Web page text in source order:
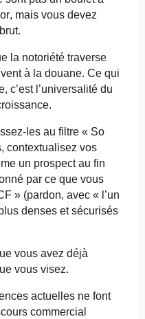
mais vous devez
la notoriété traverse
à la douane. Ce qui
c’est l’universalité du
les au filtre « So
contextualisez vos
un prospect au fin
par ce que vous
» (pardon, avec « l’un
denses et sécurisés
vous avez déjà
vous visez.
actuelles ne font
commercial